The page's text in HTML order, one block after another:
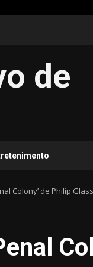
de
Colony’ de Philip